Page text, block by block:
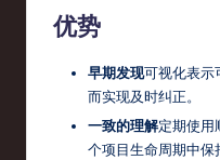
优势
早期发现可视化表示
而实现及时纠正。
一致的理解定期使用
个项目生命周期中保